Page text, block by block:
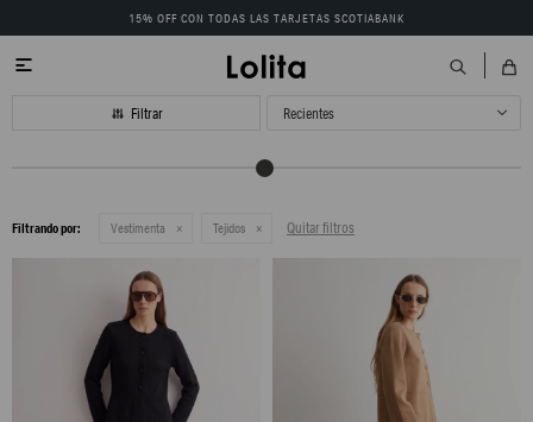
15% OFF CON TODAS LAS TARJETAS SCOTIABANK

Recientes
Filtrando por: Vestimenta Tejidos Quitar filtros